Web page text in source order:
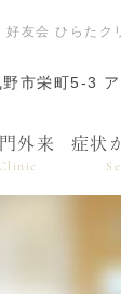
友会 ひらた
野市栄町5-3
外来 症状